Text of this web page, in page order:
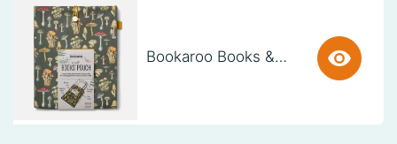
Bookaroo Books & Stuff Pouch - Botanical